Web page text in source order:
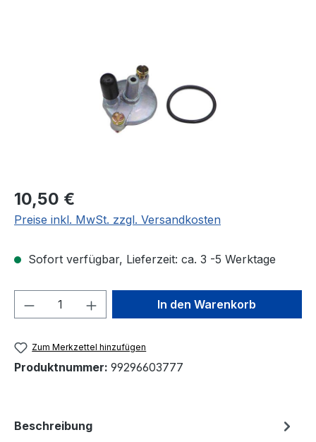
Regulärer Preis:
10,50 €
Preise inkl. MwSt. zzgl. Versandkosten
Sofort verfügbar, Lieferzeit: ca. 3 -5 Werktage
Produkt Anzahl: Gib denIn den Warenkorb
Zum Merkzettel hinzufügen
Produktnummer: 99296603777
Beschreibung